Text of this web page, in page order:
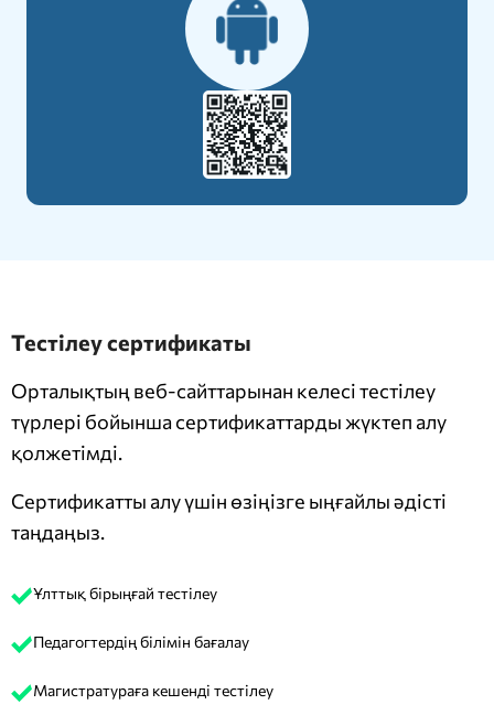
Тестілеу сертификаты
Орталықтың веб-сайттарынан келесі тестілеу
түрлері бойынша сертификаттарды жүктеп алу
қолжетімді.
Сертификатты алу үшін өзіңізге ыңғайлы әдісті
таңдаңыз.
Ұлттық бірыңғай тестілеу
Педагогтердің білімін бағалау
Магистратураға кешенді тестілеу